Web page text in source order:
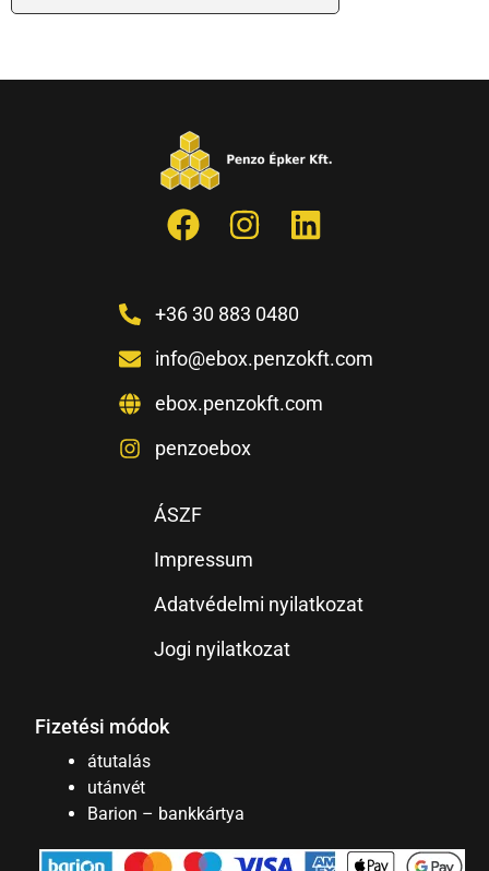
+36 30 883 0480
info@ebox.penzokft.com
ebox.penzokft.com
penzoebox
ÁSZF
Impressum
Adatvédelmi nyilatkozat
Jogi nyilatkozat
Fizetési módok
átutalás
utánvét
Barion – bankkártya